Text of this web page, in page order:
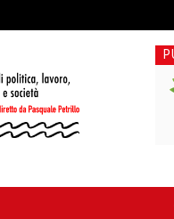
"Hudson Yards: